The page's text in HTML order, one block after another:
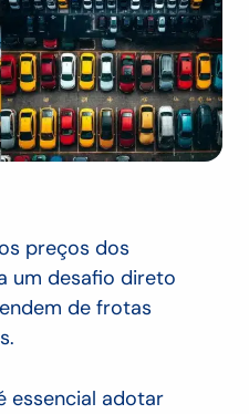
preços dos
um desafio direto
de frotas
essencial adotar